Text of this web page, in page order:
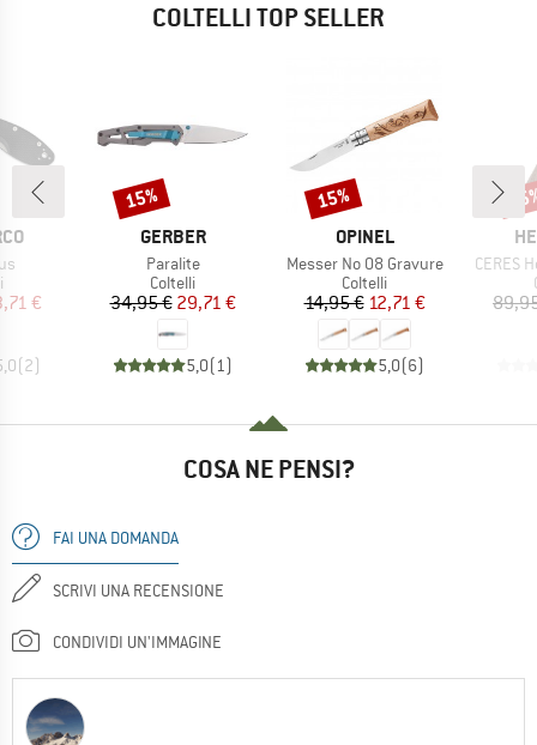
COLTELLI TOP SELLER
di prodotti
ridotto
€
(2)
MARCHIO
GERBER
Articolo
Paralite
Gruppo di prodotti
Coltelli
Prezzo
34,95 €Prezzo ridotto
29,71 €
5,0(1)
Sconto
15%
MARCHIO
OPINEL
Articolo
Messer No 08 Gravure
Gruppo di prodotti
Coltelli
Prezzo
14,95 €Prezzo ridotto
12,71 €
5,0(6)
Sconto
15%
Articolo
CERES
COSA NE PENSI?
FAI UNA DOMANDA
SCRIVI UNA RECENSIONE
CONDIVIDI UN'IMMAGINE